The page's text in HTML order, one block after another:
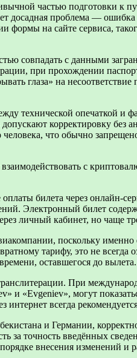
частью подготовки
досадная проблема —
формы на сайте сервиса,
совпадать с данными
при прохождении
глаза» на
технической опечаткой и
корректировку
что обычно
с
билета через онлайн-
Электронный билет
личный кабинет, но чаще
поскольку
тарифу, это не
оставшегося до вылета.
При
и «Evgeniev», могут
всегда
и Германии,
за точность введённых
внесения изменений